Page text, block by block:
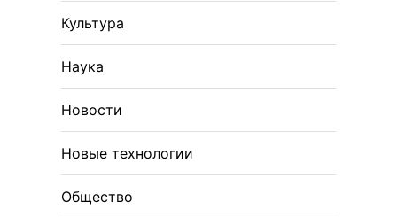
Культура
Наука
Новости
Новые технологии
Общество